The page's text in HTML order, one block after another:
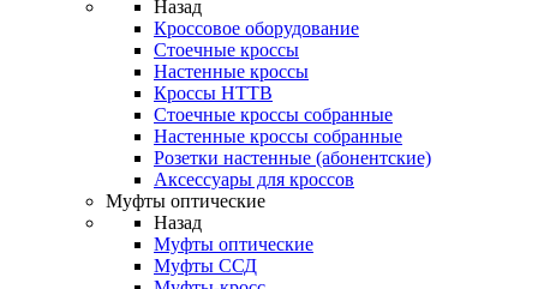
Назад
Кроссовое оборудование
Стоечные кроссы
Настенные кроссы
Кроссы HTTB
Стоечные кроссы собранные
Настенные кроссы собранные
Розетки настенные (абонентские)
Аксессуары для кроссов
Муфты оптические
Назад
Муфты оптические
Муфты ССД